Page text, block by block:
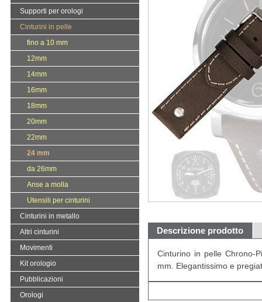
Descrizione prodotto
Cinturino in pelle Chrono-
mm. Elegantissimo e
Supporti per orologi
Cinturini in pelle
fino a 10 mm
12mm
14mm
16mm
18mm
20mm
22mm
24 mm
da 26mm
Anse a molla
Utensili per cinturini
Cinturini in metallo
Altri cinturini
Movimenti
Kit orologio
Pubblicazioni
Orologi